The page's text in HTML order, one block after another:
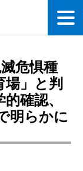
危惧種
」と判
確認、
明らかに